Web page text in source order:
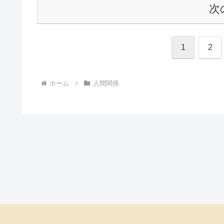
次
1 2
ホーム 人間関係